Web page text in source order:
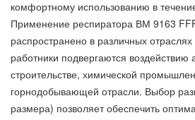
комфортному использованию в
Применение респиратора ВМ 9163
распространено в различных
работники подвергаются
строительстве, химической
горнодобывающей отрасли. Выбор
размера) позволяет обеспечить